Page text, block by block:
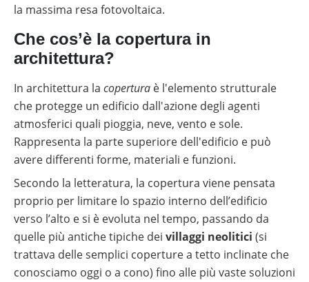
Wallbox
di
ricarica
per
elettrici
Calcolatore
di
autoconsumo
fotovoltaico
compatibili
con
inverter
fotovoltaici
Tabelle
comparative
materiale
fotovoltaico
la massima resa fotovoltaica.
Che cos’è la copertura in
architettura?
In architettura la copertura è l'elemento strutturale
che protegge un edificio dall'azione degli agenti
atmosferici quali pioggia, neve, vento e sole.
Rappresenta la parte superiore dell'edificio e può
avere differenti forme, materiali e funzioni.
Secondo la letteratura, la copertura viene pensata
proprio per limitare lo spazio interno dell’edificio
verso l’alto e si è evoluta nel tempo, passando da
quelle più antiche tipiche dei villaggi neolitici (si
trattava delle semplici coperture a tetto inclinate che
conosciamo oggi o a cono) fino alle più vaste soluzioni